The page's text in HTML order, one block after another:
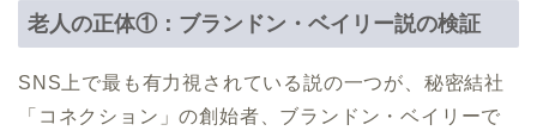
老人の正体①：ブランドン・ベイリー説の検証
SNS上で最も有力視されている説の一つが、秘密結社
「コネクション」の創始者、ブランドン・ベイリーで